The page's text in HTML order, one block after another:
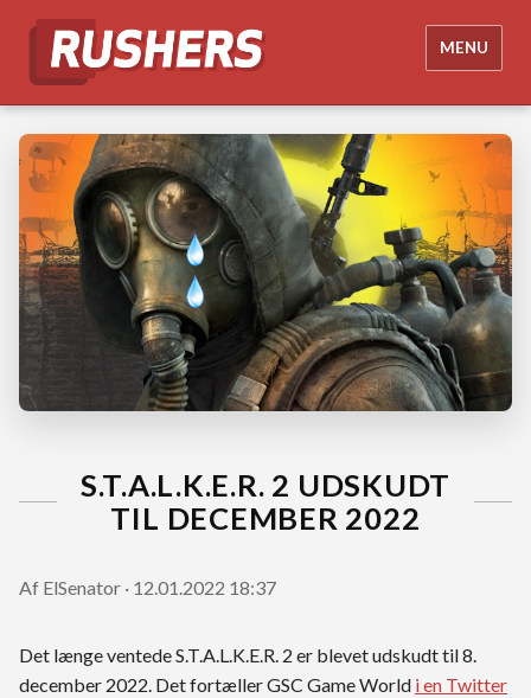
MENU
S.T.A.L.K.E.R. 2 UDSKUDT
TIL DECEMBER 2022
Af ElSenator · 12.01.2022 18:37
Det længe ventede S.T.A.L.K.E.R. 2 er blevet udskudt til 8.
december 2022. Det fortæller GSC Game World i en Twitter